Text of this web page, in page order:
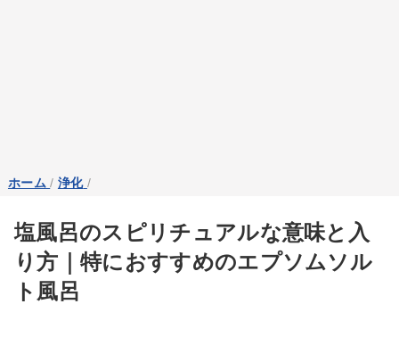
ホーム / 浄化 /
塩風呂のスピリチュアルな意味と入
り方｜特におすすめのエプソムソル
ト風呂